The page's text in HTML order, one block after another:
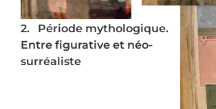
2. Période mythologique.
Entre figurative et néo-
surréaliste